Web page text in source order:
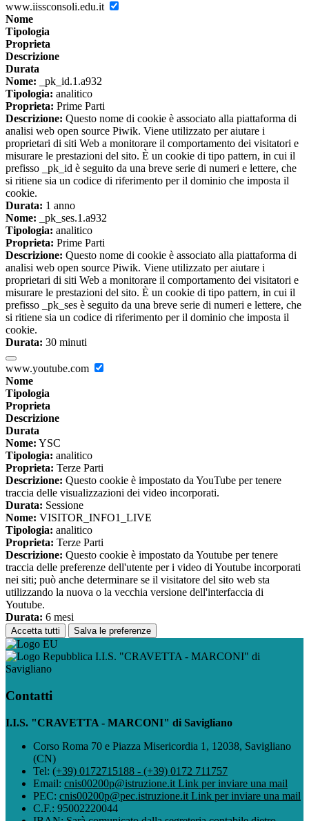
www.iissconsoli.edu.it
Nome
Tipologia
Proprieta
Descrizione
Durata
Nome: _pk_id.1.a932
Tipologia: analitico
Proprieta: Prime Parti
Descrizione: Questo nome di cookie è associato alla piattaforma di
analisi web open source Piwik. Viene utilizzato per aiutare i
proprietari di siti Web a monitorare il comportamento dei visitatori e
misurare le prestazioni del sito. È un cookie di tipo pattern, in cui il
prefisso _pk_id è seguito da una breve serie di numeri e lettere, che
si ritiene sia un codice di riferimento per il dominio che imposta il
cookie.
Durata: 1 anno
Nome: _pk_ses.1.a932
Tipologia: analitico
Proprieta: Prime Parti
Descrizione: Questo nome di cookie è associato alla piattaforma di
analisi web open source Piwik. Viene utilizzato per aiutare i
proprietari di siti Web a monitorare il comportamento dei visitatori e
misurare le prestazioni del sito. È un cookie di tipo pattern, in cui il
prefisso _pk_ses è seguito da una breve serie di numeri e lettere, che
si ritiene sia un codice di riferimento per il dominio che imposta il
cookie.
Durata: 30 minuti
www.youtube.com
Nome
Tipologia
Proprieta
Descrizione
Durata
Nome: YSC
Tipologia: analitico
Proprieta: Terze Parti
Descrizione: Questo cookie è impostato da YouTube per tenere
traccia delle visualizzazioni dei video incorporati.
Durata: Sessione
Nome: VISITOR_INFO1_LIVE
Tipologia: analitico
Proprieta: Terze Parti
Descrizione: Questo cookie è impostato da Youtube per tenere
traccia delle preferenze dell'utente per i video di Youtube incorporati
nei siti; può anche determinare se il visitatore del sito web sta
utilizzando la nuova o la vecchia versione dell'interfaccia di
Youtube.
Durata: 6 mesi
Accetta tutti Salva le preferenze
I.I.S. "CRAVETTA - MARCONI" di
Savigliano
Contatti
I.I.S. "CRAVETTA - MARCONI" di Savigliano
Corso Roma 70 e Piazza Misericordia 1, 12038, Savigliano
(CN)
Tel: (+39) 0172715188 - (+39) 0172 711757
Email: cnis00200p@istruzione.it Link per inviare una mail
PEC: cnis00200p@pec.istruzione.it Link per inviare una mail
C.F.: 95002220044